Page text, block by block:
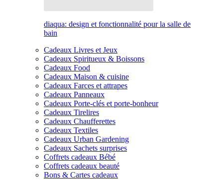
diaqua: design et fonctionnalité pour la salle de
bain
Cadeaux Livres et Jeux
Cadeaux Spiritueux & Boissons
Cadeaux Food
Cadeaux Maison & cuisine
Cadeaux Farces et attrapes
Cadeaux Panneaux
Cadeaux Porte-clés et porte-bonheur
Cadeaux Tirelires
Cadeaux Chaufferettes
Cadeaux Textiles
Cadeaux Urban Gardening
Cadeaux Sachets surprises
Coffrets cadeaux Bébé
Coffrets cadeaux beauté
Bons & Cartes cadeaux